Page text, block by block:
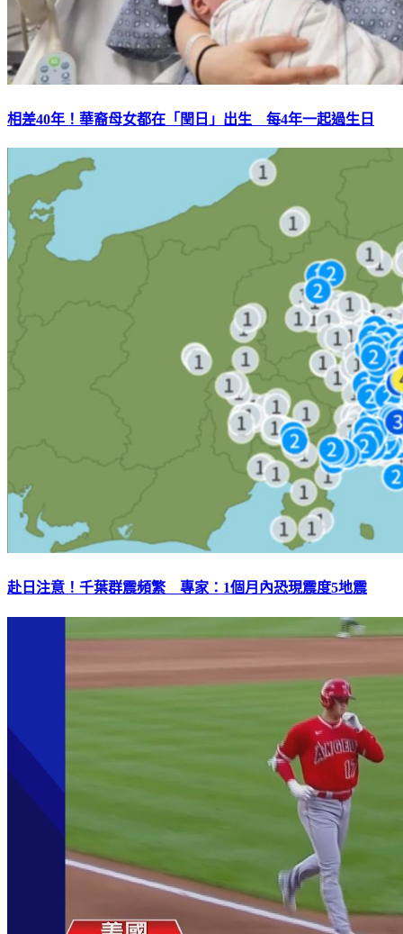
相差40年！華裔母女都在「閏日」出生 每4年一起過生日
赴日注意！千葉群震頻繁 專家：1個月內恐現震度5地震